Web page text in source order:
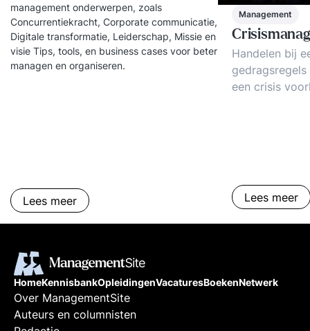
management onderwerpen, zoals
Concurrentiekracht, Corporate communicatie,
Digitale transformatie, Leiderschap, Missie en
visie Tips, tools, en business cases voor beter
managen en organiseren.
Lees meer
Management
Handelen bij
een crisis
Lees meer
HomeKennisbankOpleidingenVacaturesBoekenNetwerk
Over ManagementSite
Auteurs en columnisten